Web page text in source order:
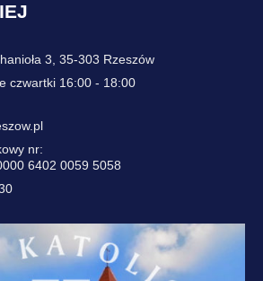
3, 35-303 Rzeszów
czwartki 16:00 - 18:00
nr:
6402 0059 5058